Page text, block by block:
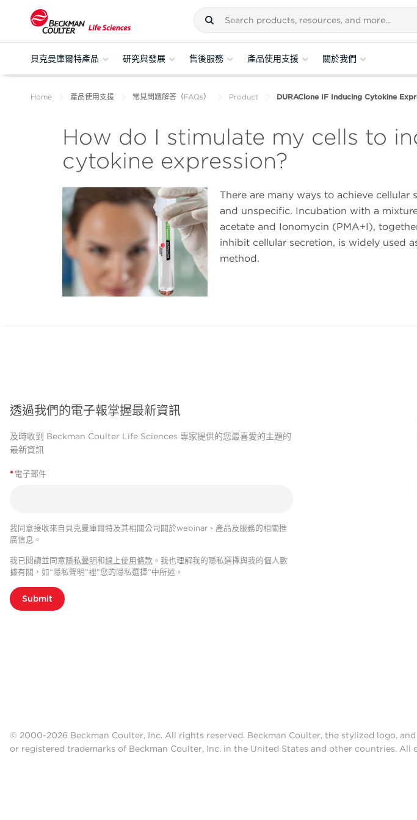
貝克曼庫爾特產品 研究與發展 售後服務 產品使用支援 關於我們
Home 產品使用支援 常見問題解答（FAQs） Product DURAClone IF Inducing Cytokine
How do I stimulate my cells to
cytokine expression?
There are many ways to achieve cellular
and unspecific. Incubation with a
acetate and Ionomycin (PMA+I),
inhibit cellular secretion, is widely used
method.
透過我們的電子報掌握最新資訊
及時收到 Beckman Coulter Life Sciences 專家提供的您最喜愛的主題的
最新資訊
* 電子郵件
我同意接收來自貝克曼庫爾特及其相關公司關於webinar、產品及服務的相關推
廣信息。
我已閱讀並同意隱私聲明和線上使用條款 。我也理解我的隱私選擇與我的個人數
據有關，如“隱私聲明”裡"您的隱私選擇”中所述。
Submit
© 2000-2026 Beckman Coulter, Inc. All rights reserved. Beckman Coulter, the stylized logo,
or registered trademarks of Beckman Coulter, Inc. in the United States and other countries.